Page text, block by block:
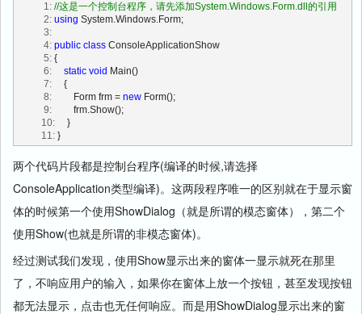
   1:
//这是一个控制台程序，请先添加System.Windows.Form.dll的引用
   2:
using System.Windows.Form;
   3:
   4:
public class ConsoleApplicationShow
   5:
{
   6:
static void Main()
   7:
     {
   8:
         Form frm =
new Form();
   9:
         frm.Show();
  10:
     }
  11:
}
两个代码片段都是控制台程序(编译的时候,请选择
ConsoleApplication类型编译)。这两段程序唯一的区别就在于显示窗
体的时候第一个使用ShowDialog（就是所谓的模态窗体），第二个
使用Show(也就是所谓的非模态窗体)。
经过测试我们发现，使用Show显示出来的窗体一显示就死在那里
了，不响应用户的输入，如果你在窗体上放一个按钮，甚至发现按钮
都无法显示，点击也无任何响应。而是用ShowDialog显示出来的窗